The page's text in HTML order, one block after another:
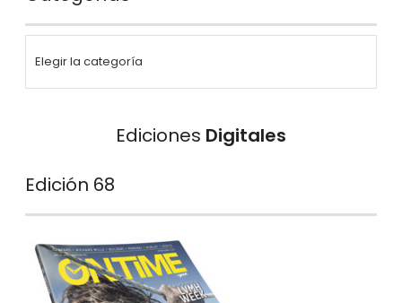
Ediciones Digitales
Edición 68